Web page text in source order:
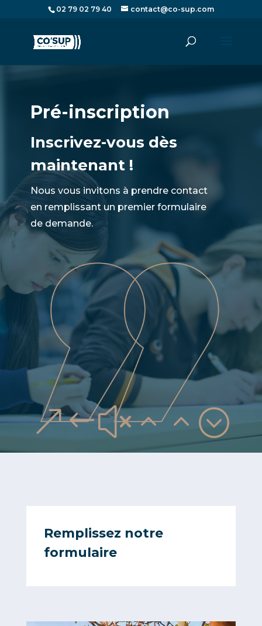
02 79 02 79 40 contact@co-sup.com
Pré-inscription
Inscrivez-vous dès
maintenant !
Nous vous invitons à prendre contact
en remplissant un premier formulaire
de demande.
&#x22;
Remplissez notre
formulaire